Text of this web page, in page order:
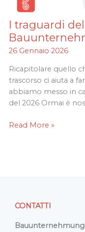
I traguardi
26 Gennaio 2026
Ricapitolare quello
trascorso ci aiuta a
abbiamo messo in
del 2026 Ormai è
I
traguardi
del
e
gli
obiettivi
di
per
Read More »
CONTATTI
Bauunternehmung